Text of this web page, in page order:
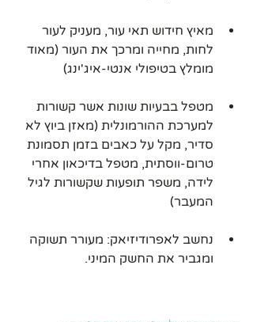
מאיץ חידוש תאי עור, מעניק לעור
לחות, מחייה ומרכך את העור (מאוד
מומלץ בטיפולי אנטי-איג'ינג)
מטפל בבעיות שונות אשר קשורות
למערכת ההורמונלית (מאזן ביוץ לא
סדיר, מקל על כאבים בזמן תסמונת
טרום-ווסתית, מטפל בדיכאון אחרי
לידה, משפר תופעות שקשורות לגיל
המעבר)
נחשב לאפרודיזיאק: מעורר תשוקה
ומגביר את החשק המיני.